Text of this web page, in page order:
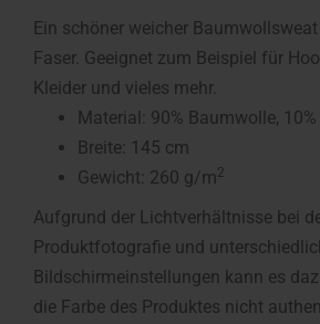
Ein schöner weicher
Faser. Geeignet zum Beispiel für
Kleider und vieles mehr.
Material: 90% Baumwolle,
Breite: 145 cm
Gewicht: 260 g/m2
Aufgrund der Lichtverhältnisse bei
Produktfotografie und
Bildschirmeinstellungen kann es
die Farbe des Produktes nicht